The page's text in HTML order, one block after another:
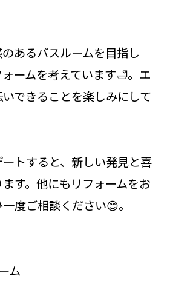
あるバスルームを目指し
ームを考えています🛁。エ
できることを楽しみにして
トすると、新しい発見と喜
す。他にもリフォームをお
度ご相談ください😊。
ム